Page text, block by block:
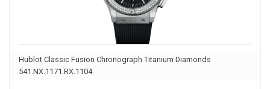
Hublot Classic Fusion Chronograph Titanium Diamonds
541.NX.1171.RX.1104